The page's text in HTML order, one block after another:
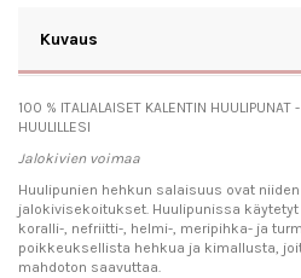
Kuvaus
100 % ITALIALAISET KALENTIN HUULIPUNAT
HUULILLESI
Jalokivien voimaa
Huulipunien hehkun salaisuus ovat
jalokivisekoitukset. Huulipunissa
koralli-, nefriitti-, helmi-, meripihka- ja
poikkeuksellista hehkua ja kimallusta,
mahdoton saavuttaa.